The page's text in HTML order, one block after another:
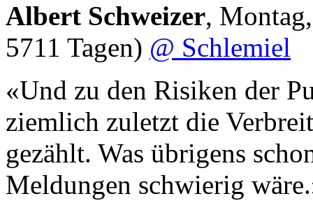
Albert Schweizer,
5711 Tagen) @ Schlemiel
«Und zu den Risiken der
ziemlich zuletzt die
gezählt. Was übrigens
Meldungen schwierig